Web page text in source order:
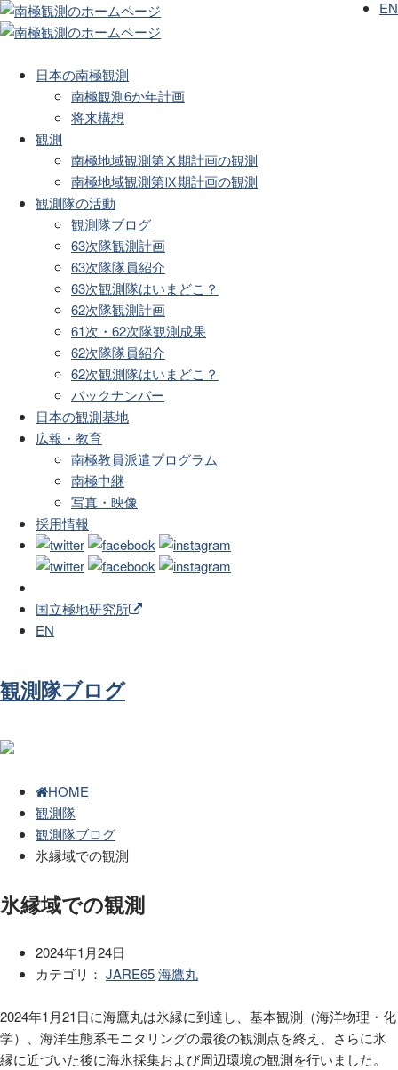
日本の南極観測
南極観測6か年計画
将来構想
観測
南極地域観測第Ⅹ期計画の観測
南極地域観測第Ⅸ期計画の観測
観測隊の活動
観測隊ブログ
63次隊観測計画
63次隊隊員紹介
63次観測隊はいまどこ？
62次隊観測計画
61次・62次隊観測成果
62次隊隊員紹介
62次観測隊はいまどこ？
バックナンバー
日本の観測基地
広報・教育
南極教員派遣プログラム
南極中継
写真・映像
採用情報
国立極地研究所
EN
EN
観測隊ブログ
HOME
観測隊
観測隊ブログ
氷縁域での観測
氷縁域での観測
2024年1月24日
カテゴリ： JARE65海鷹丸
2024年1月21日に海鷹丸は氷縁に到達し、基本観測（海洋物理・化
学）、海洋生態系モニタリングの最後の観測点を終え、さらに氷
縁に近づいた後に海氷採集および周辺環境の観測を行いました。